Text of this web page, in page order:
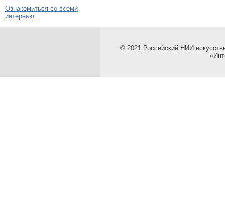
Ознакомиться со всеми
интервью...
© 2021 Российский НИИ